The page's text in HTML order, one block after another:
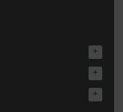
+
+
+